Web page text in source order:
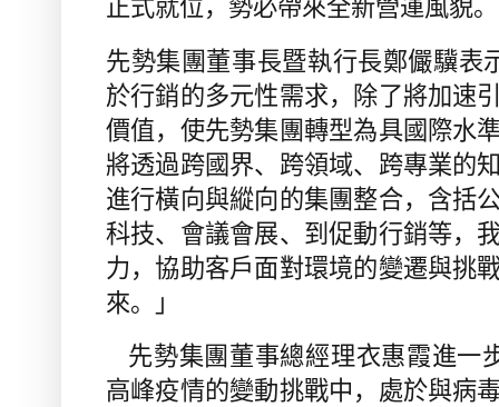
正式就位，勢必帶來全新營運風貌。
先勢集團董事長暨執行長鄭儼驥表
於行銷的多元性需求，除了將加速
價值，使先勢集團轉型為具國際水
將透過跨國界、跨領域、跨專業的
進行橫向與縱向的集團整合，含括
科技、會議會展、到促動行銷等，
力，協助客戶面對環境的變遷與挑
來。」
先勢集團董事總經理衣惠霞進一
高峰疫情的變動挑戰中，處於與病